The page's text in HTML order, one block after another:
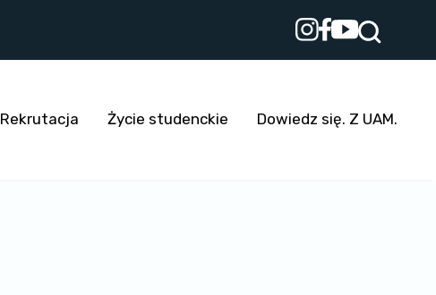
Rekrutacja Życie studenckie Dowiedz się. Z UAM.